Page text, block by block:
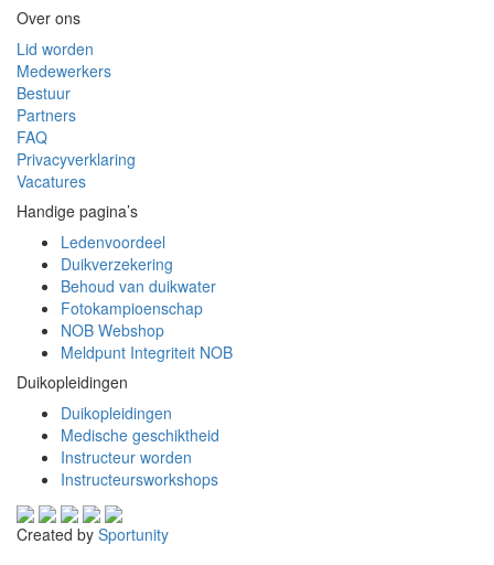
Over ons
Lid worden
Medewerkers
Bestuur
Partners
FAQ
Privacyverklaring
Vacatures
Handige pagina’s
Ledenvoordeel
Duikverzekering
Behoud van duikwater
Fotokampioenschap
NOB Webshop
Meldpunt Integriteit NOB
Duikopleidingen
Duikopleidingen
Medische geschiktheid
Instructeur worden
Instructeursworkshops
Created by Sportunity